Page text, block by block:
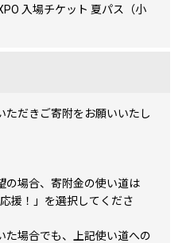
入場チケット 夏パス（小
ただきご寄附をお願いいたし
場合、寄附金の使い道は
応援！」を選択してくださ
場合でも、上記使い道への